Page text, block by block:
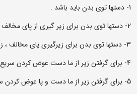
1- دستها توی بدن باید باشد .
2- دستها توی بدن برای زیر گیری از پای مخالف و خالی کردن بدن .
3- دستها توی بدن برای زیرگیری پای مخالف ، زدن یک دست و یک پا .
4- برای گرفتن زیر از ما دست عوض کردن سریع .
5- برای گرفتن زیر از ما دست و پا عوض کردن سریع .